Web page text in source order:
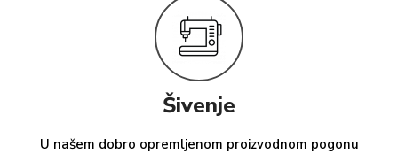
Šivenje
U našem dobro opremljenom proizvodnom pogonu